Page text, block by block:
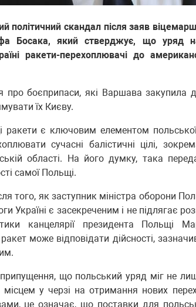
політичний скандал після заяв
Босака, який стверджує, що уряд
ракети-перехоплювачі до
про боєприпаси, які Варшава закупила
їх Києву.
є ключовим елементом польської
сучасні балістичні цілі,
області. На його думку, така
самої Польщі.
того, як заступник міністра оборони
Україні є засекреченим і не підлягає
канцелярії президента Польщі
може відповідати дійсності,
що польський уряд міг не
місцем у черзі на отримання нових
це означає, що поставки для